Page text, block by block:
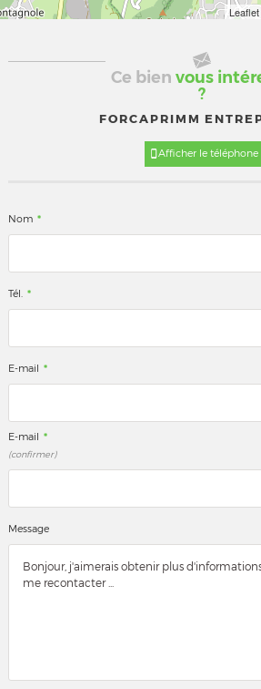
Leaflet
Ce bien vous
?
FORCAPRIMM
Afficher le téléphone
Nom *
Tél. *
E-mail *
E-mail *
(confirmer)
Message